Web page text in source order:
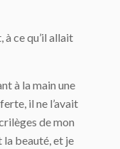
à ce qu’il allait
à la main une
il ne l’avait
de mon
la beauté, et je